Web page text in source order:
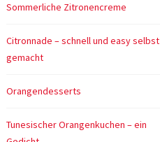
Sommerliche Zitronencreme
Citronnade – schnell und easy selbst
gemacht
Orangendesserts
Tunesischer Orangenkuchen – ein